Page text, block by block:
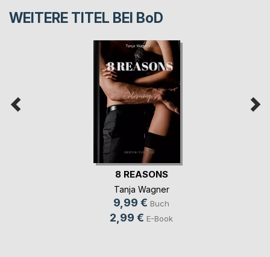
WEITERE TITEL BEI BoD
8 REASONS
Tanja Wagner
9,99 € Buch
2,99 € E-Book